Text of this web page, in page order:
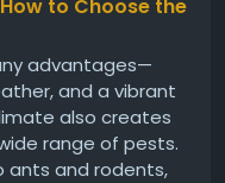
to Choose the
advantages—
and a vibrant
also creates
range of pests.
ants and rodents,